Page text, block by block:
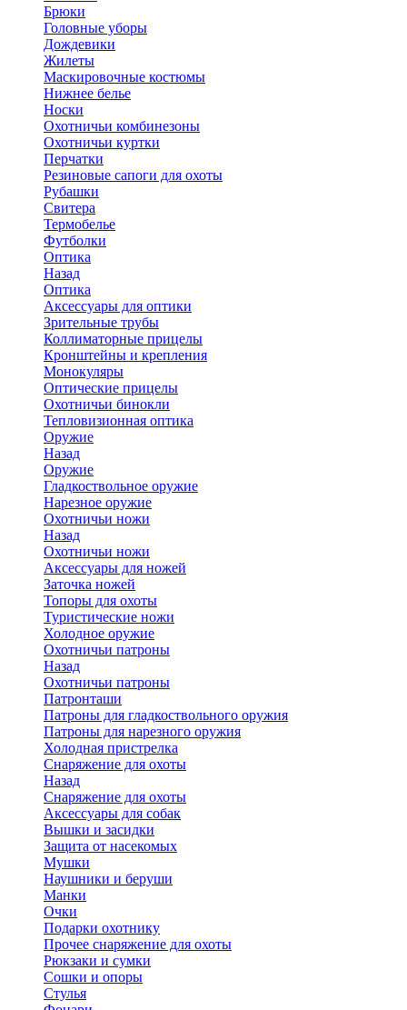
Брюки
Головные уборы
Дождевики
Жилеты
Маскировочные костюмы
Нижнее белье
Носки
Охотничьи комбинезоны
Охотничьи куртки
Перчатки
Резиновые сапоги для охоты
Рубашки
Свитера
Термобелье
Футболки
Оптика
Назад
Оптика
Аксессуары для оптики
Зрительные трубы
Коллиматорные прицелы
Кронштейны и крепления
Монокуляры
Оптические прицелы
Охотничьи бинокли
Тепловизионная оптика
Оружие
Назад
Оружие
Гладкоствольное оружие
Нарезное оружие
Охотничьи ножи
Назад
Охотничьи ножи
Аксессуары для ножей
Заточка ножей
Топоры для охоты
Туристические ножи
Холодное оружие
Охотничьи патроны
Назад
Охотничьи патроны
Патронташи
Патроны для гладкоствольного оружия
Патроны для нарезного оружия
Холодная пристрелка
Снаряжение для охоты
Назад
Снаряжение для охоты
Аксессуары для собак
Вышки и засидки
Защита от насекомых
Мушки
Наушники и беруши
Манки
Очки
Подарки охотнику
Прочее снаряжение для охоты
Рюкзаки и сумки
Сошки и опоры
Стулья